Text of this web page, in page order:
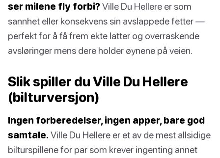
ser milene fly forbi?Ville Du Hellere er som
sannhet eller konsekvens sin avslappede fetter —
perfekt for å få frem ekte latter og overraskende
avsløringer mens dere holder øynene på veien.
Slik spiller du Ville Du Hellere
(bilturversjon)
Ingen forberedelser, ingen apper, bare god
samtale. Ville Du Hellere er et av de mest allsidige
bilturspillene for par som krever ingenting annet